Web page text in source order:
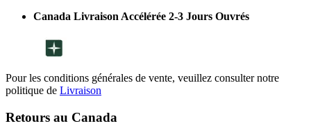
Canada Livraison Accélérée 2-3 Jours Ouvrés
Pour les conditions générales de vente, veuillez consulter notre
politique de Livraison
Retours au Canada